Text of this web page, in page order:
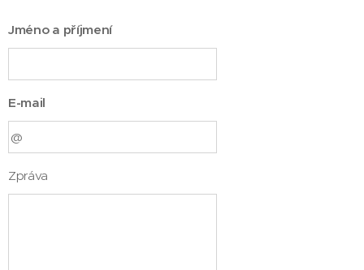
Jméno a příjmení
E-mail
Zpráva